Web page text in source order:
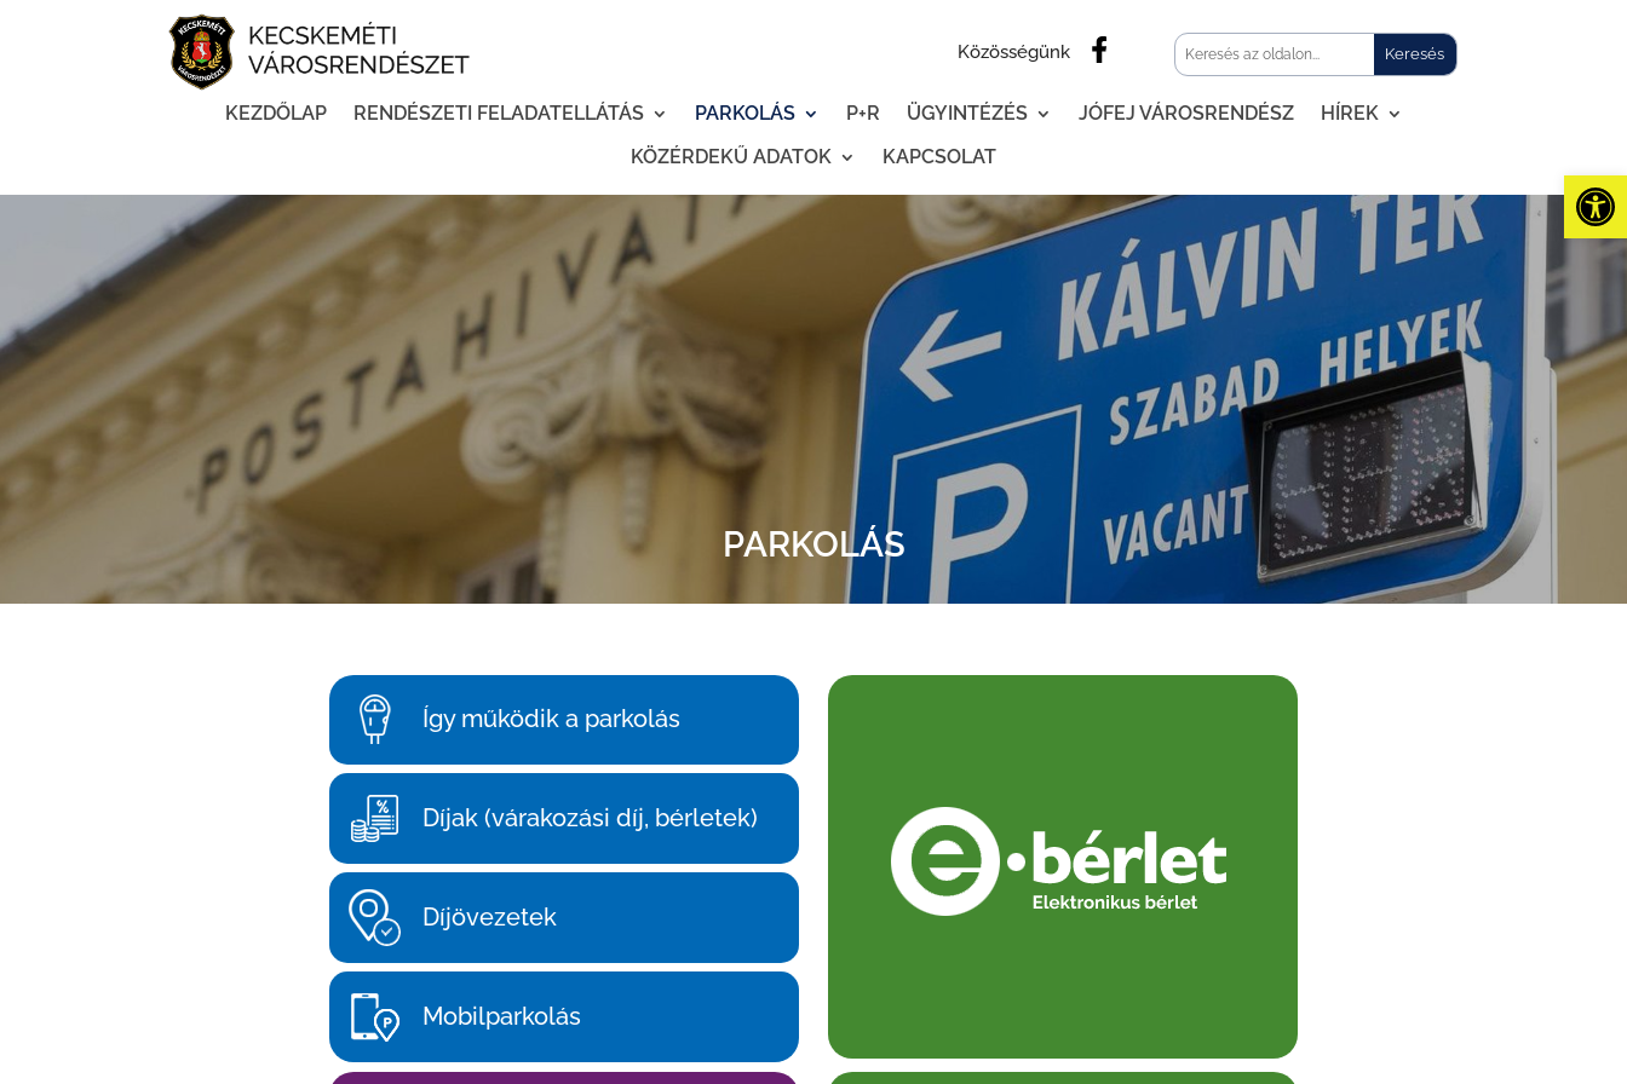
Közösségünk
KEZDŐLAP RENDÉSZETI FELADATELLÁTÁS PARKOLÁS P+R ÜGYINTÉZÉS JÓFEJ VÁROSRENDÉSZ
HÍREK
KÖZÉRDEKŰ ADATOK
KAPCSOLAT
PARKOLÁS
Így működik a parkolás
Díjak (várakozási díj, bérletek)
Díjövezetek
Mobilparkolás